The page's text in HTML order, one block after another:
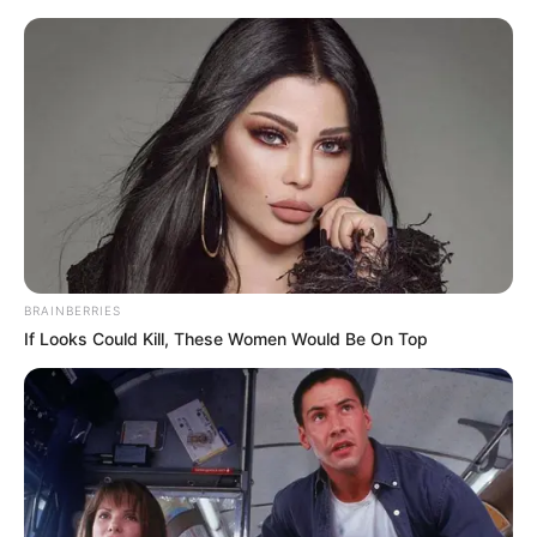
Skip
BRAINBERRIES
If Looks Could Kill, These Women Would Be On Top